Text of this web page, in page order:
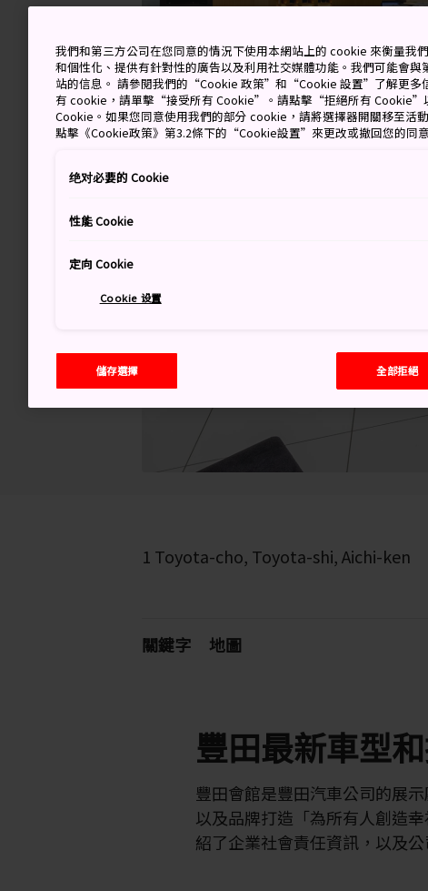
1 Toyota-cho, Toyota-shi, Aichi-ken
關鍵字 地圖
豐田最新車型
豐田會館是豐田汽車公司的展
以及品牌打造「為所有人創造
紹了企業社會責任資訊，以及
我們和第三方公司在您同意的情況下使用本網站上的 cookie 來衡量我
和個性化、提供有針對性的廣告以及利用社交媒體功能。我們可能會
站的信息。 請參閱我們的“Cookie 政策”和“Cookie 設置”了解更多
有 cookie，請單擊“接受所有 Cookie”。請點擊“拒絕所有 Cookie”
Cookie。如果您同意使用我們的部分 cookie，請將選擇器開關移至活
點擊《Cookie政策》第3.2條下的“Cookie設置”來更改或撤回您的同意
绝对必要的 Cookie
性能 Cookie
定向 Cookie
Cookie 设置
儲存選擇 全部拒絕